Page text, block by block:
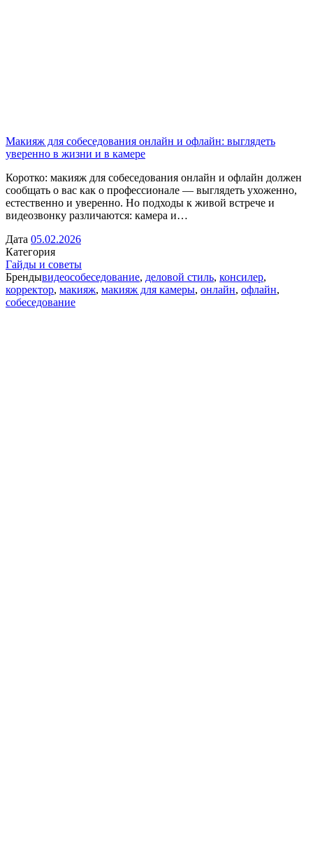
Макияж для собеседования онлайн и офлайн: выглядеть
уверенно в жизни и в камере
Коротко: макияж для собеседования онлайн и офлайн должен
сообщать о вас как о профессионале — выглядеть ухоженно,
естественно и уверенно. Но подходы к живой встрече и
видеозвонку различаются: камера и…
Дата 05.02.2026
Категория
Гайды и советы
Брендывидеособеседование, деловой стиль, консилер,
корректор, макияж, макияж для камеры, онлайн, офлайн,
собеседование